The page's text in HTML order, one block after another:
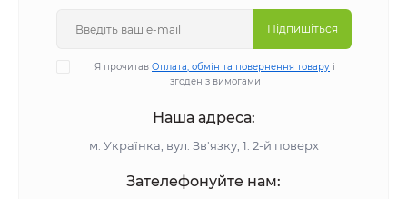
Підпишіться
Я прочитав Оплата, обмін та повернення товару і
згоден з вимогами
Наша адреса:
м. Українка, вул. Зв'язку, 1. 2-й поверх
Зателефонуйте нам: